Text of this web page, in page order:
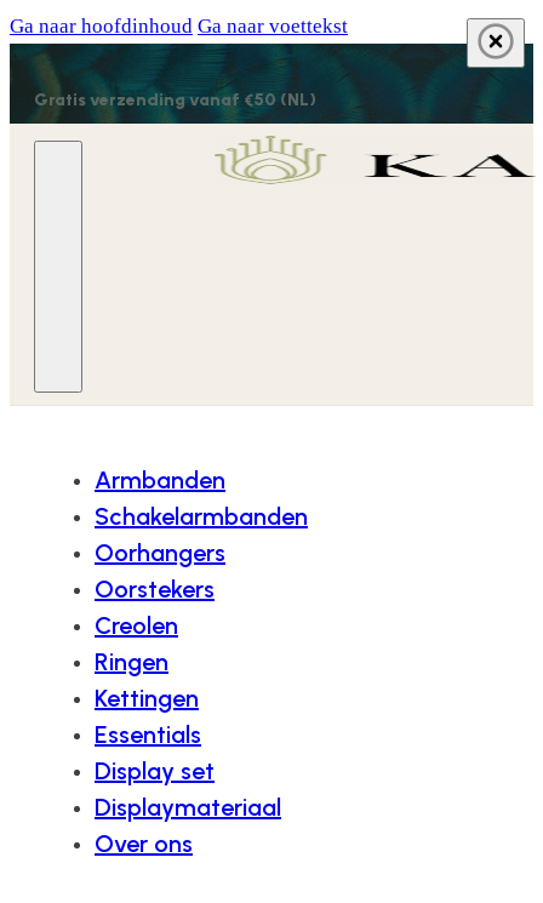
Ga naar hoofdinhoud Ga naar voettekst
Gratis verzending vanaf €50 (NL)
Armbanden
Schakelarmbanden
Oorhangers
Oorstekers
Creolen
Ringen
Kettingen
Essentials
Display set
Displaymateriaal
Over ons